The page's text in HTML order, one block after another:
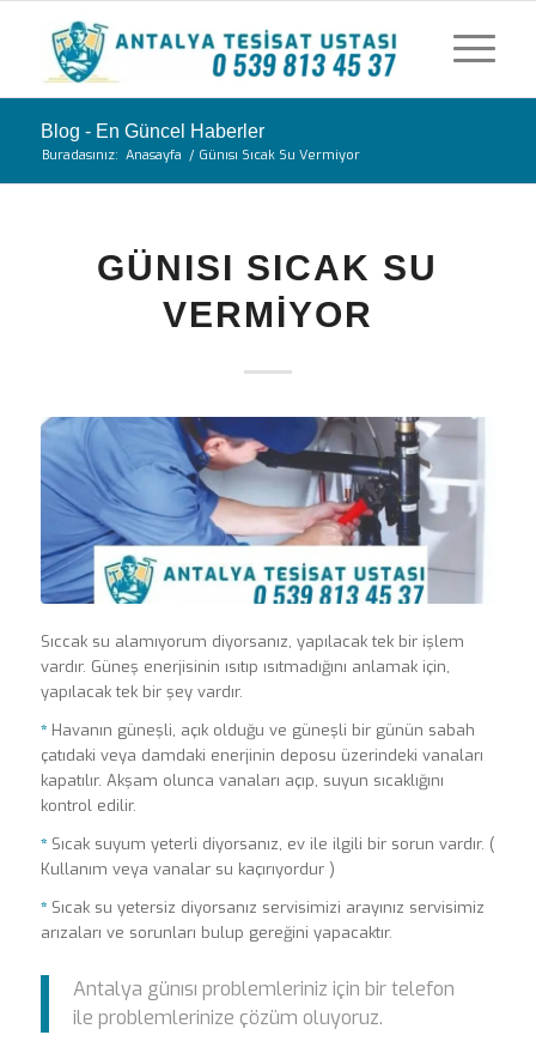
Blog - En Güncel Haberler
Buradasınız: Anasayfa / Günısı Sıcak Su Vermiyor
GÜNISI SICAK SU
VERMIYOR
Sıccak su alamıyorum diyorsanız, yapılacak tek bir işlem
vardır. Güneş enerjisinin ısıtıp ısıtmadığını anlamak için,
yapılacak tek bir şey vardır.
* Havanın güneşli, açık olduğu ve güneşli bir günün sabah
çatıdaki veya damdaki enerjinin deposu üzerindeki vanaları
kapatılır. Akşam olunca vanaları açıp, suyun sıcaklığını
kontrol edilir.
* Sıcak suyum yeterli diyorsanız, ev ile ilgili bir sorun vardır. (
Kullanım veya vanalar su kaçırıyordur )
* Sıcak su yetersiz diyorsanız servisimizi arayınız servisimiz
arızaları ve sorunları bulup gereğini yapacaktır.
Antalya günısı problemleriniz için bir telefon
ile problemlerinize çözüm oluyoruz.